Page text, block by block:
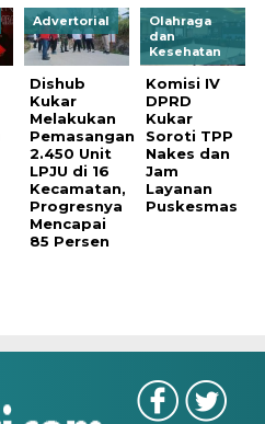
Advertorial
Dishub
Kukar
Melakukan
Pemasangan
2.450 Unit
LPJU di 16
Kecamatan,
Progresnya
Mencapai
85 Persen
Olahraga
dan
Kesehatan
Komisi IV
DPRD
Kukar
Soroti TPP
Nakes dan
Jam
Layanan
Puskesmas